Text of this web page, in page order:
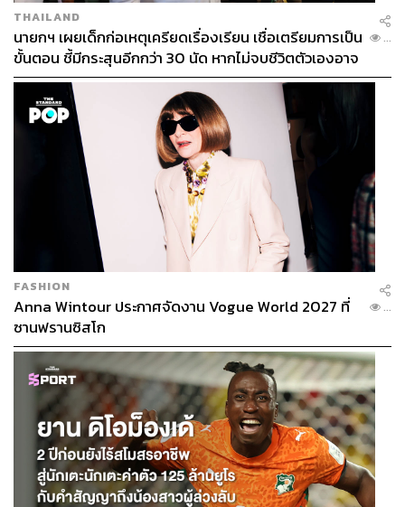
THAILAND
นายกฯ เผยเด็กก่อเหตุเครียดเรื่องเรียน เชื่อเตรียมการเป็น
ขั้นตอน ชี้มีกระสุนอีกกว่า 30 นัด หากไม่จบชีวิตตัวเองอาจ
สูญเสียเพิ่ม
...
FASHION
Anna Wintour ประกาศจัดงาน Vogue World 2027 ที่
ซานฟรานซิสโก
...